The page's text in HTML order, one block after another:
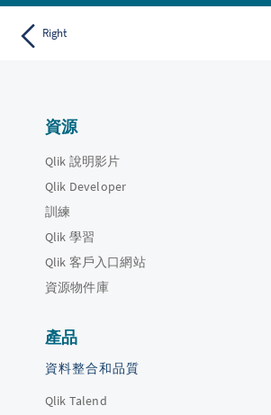
Right
資源
Qlik 說明影片
Qlik Developer
訓練
Qlik 學習
Qlik 客戶入口網站
資源物件庫
產品
資料整合和品質
Qlik Talend